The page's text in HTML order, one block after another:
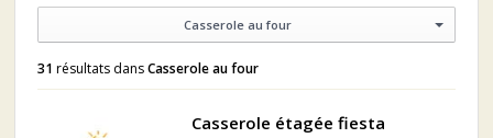
Casserole au four
31 résultats dansCasserole au four
Casserole étagée fiesta